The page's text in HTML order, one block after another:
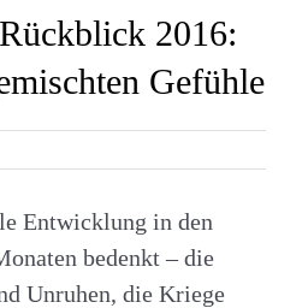
2016:
Gefühle
Entwicklung in den
bedenkt – die
Unruhen, die Kriege